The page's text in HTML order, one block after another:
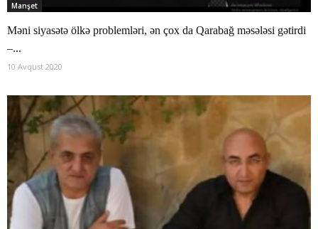
Manşet
Məni siyasətə ölkə problemləri, ən çox da Qarabağ məsələsi gətirdi
–...
10 Avqust 2020